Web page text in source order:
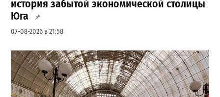
история забытой экономической столицы
Юга
07-08-2026 в 21:58